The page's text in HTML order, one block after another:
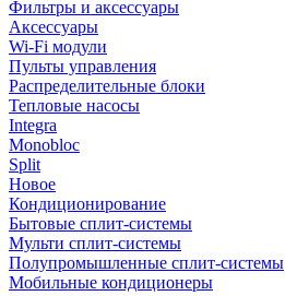
Фильтры и аксессуары
Аксессуары
Wi-Fi модули
Пульты управления
Распределительные блоки
Тепловые насосы
Integra
Monobloc
Split
Новое
Кондиционирование
Бытовые сплит-системы
Мульти сплит-системы
Полупромышленные сплит-системы
Мобильные кондиционеры